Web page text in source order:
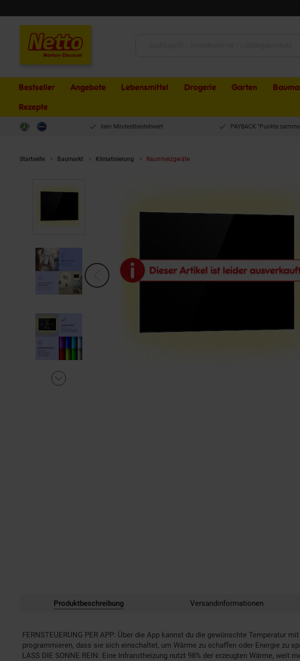
Bestseller Angebote Lebensmittel Drogerie Garten
Rezepte
kein Mindestbestellwert PAYBACK °Punkte
Startseite Baumarkt Klimatisierung Raumheizgeräte
Produktbeschreibung Versandinformationen
FERNSTEUERUNG PER APP: Über die App kannst du die gewünschte
programmieren, dass sie sich einschaltet, um Wärme zu schaffen oder Energie zu
LASS DIE SONNE REIN: Eine Infrarotheizung nutzt 98% der erzeugten Wärme,